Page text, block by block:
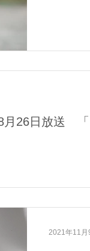
26日放送 「
2021年11月